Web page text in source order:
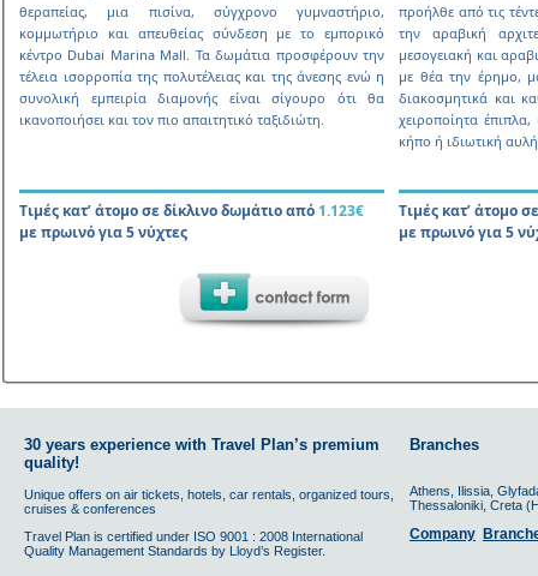
θεραπείας, µια πισίνα, σύγχρονο γυµναστήριο,
κοµµωτήριο και απευθείας σύνδεση µε το εµπορικό
κέντρο Dubai Marina Mall. Τα δωµάτια προσφέρουν την
τέλεια ισορροπία της πολυτέλειας και της άνεσης ενώ η
συνολική εµπειρία διαµονής είναι σίγουρο ότι θα
ικανοποιήσει και τον πιο απαιτητικό ταξιδιώτη.
Τιµές κατ’ άτοµο σε δίκλινο δωµάτιο από 1.123€
µε πρωινό για 5 νύχτες
προήλθε από τις
την αραβική
µεσογειακή και
µε θέα την έρηµο,
διακοσµητικά και
χειροποίητα
κήπο ή ιδιωτική αυλή
Τιµές κατ’ άτοµο
µε πρωινό για 5
30 years experience with Travel Plan’s premium
quality!
Unique offers on air tickets, hotels, car rentals, organized tours,
cruises & conferences
Travel Plan is certified under ISO 9001 : 2008 International
Quality Management Standards by Lloyd’s Register.
Branches
Athens, Ilissia,
Thessaloniki, Creta
Company